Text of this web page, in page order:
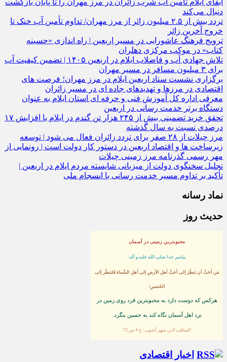
آبفای ایلام تأمین آب شرب زائران در مرز مهران را تا پایان بازگشت
دنبال می‌کند
تردد بیش از ۲.۵ میلیون زائر از مرز مهران/ تداوم تأمین آب خنک تا
خروج آخرین زائر
ترویج فرهنگ عاشورایی در مسیر اربعین | راه‌ اندازی «حسینه
کتاب» در موکب مرکزی دهلران
تلاش جهادی آب و فاضلاب ایلام در اربعین ۱۴۰۵ | تضمین کیفیت آب
برای ۳ میلیون مسافر در مسیر مهران
برگزاری نشست ستاد اربعین ایلام در مرز مهران؛ فرصت‌ های
اقتصادی در مرزها و تهدیدهای جاده‌ ای در مسیر زائران
معرفی اداره کل آموزش فنی و حرفه‌ ای استان ایلام به‌ عنوان
دستگاه برتر خدمت‌ رسانی در اربعین
تحقق خرید تضمینی بیش از ۲۴۵ هزار تن گندم در ایلام با افزایش ۱۷
درصدی نسبت به سال گذشته
مرز چیلات از ۲۸ صفر برای تردد زائران فعال می‌ شود | توسعه
زیرساخت‌ ها و اقتصاد اربعین در دستور کار دولت است | رونمایی از
مهر رسمی گذرنامه مرز زمینی چیلات
تجلیل سخنگوی دولت از میزبانی شایسته مردم ایلام در اربعین |
تأکید بر تداوم مسیر خدمت‌ رسانی با انسجام ملی
نماد رسانه
حدیث روز
محبوبترین زمینی در آسمان
پيامبر خدا صلى الله عليه و آله:
مَن أحَبَّ أن يَنظُرَ إلى أحَبِّ أهلِ الأرضِ إلى أهلِ السَّماءِ فَليَنظُر إلى
الحُسَينِ؛
هركس كه دوست دارد به محبوبترين فرد روى زمين در
نزد اهل آسمان نگاه كند به حسين بنگرد.
المناقب لابن شهر آشوب: ج 4 ص 73
اخبار اقتصادی